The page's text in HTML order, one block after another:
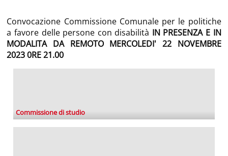
Convocazione Commissione Comunale per le politiche
a favore delle persone con disabilità IN PRESENZA E IN
MODALITA DA REMOTO MERCOLEDI' 22 NOVEMBRE
2023 0RE 21.00
Commissione di studio